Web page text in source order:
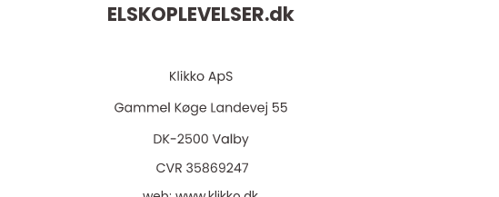
ELSKOPLEVELSER.dk